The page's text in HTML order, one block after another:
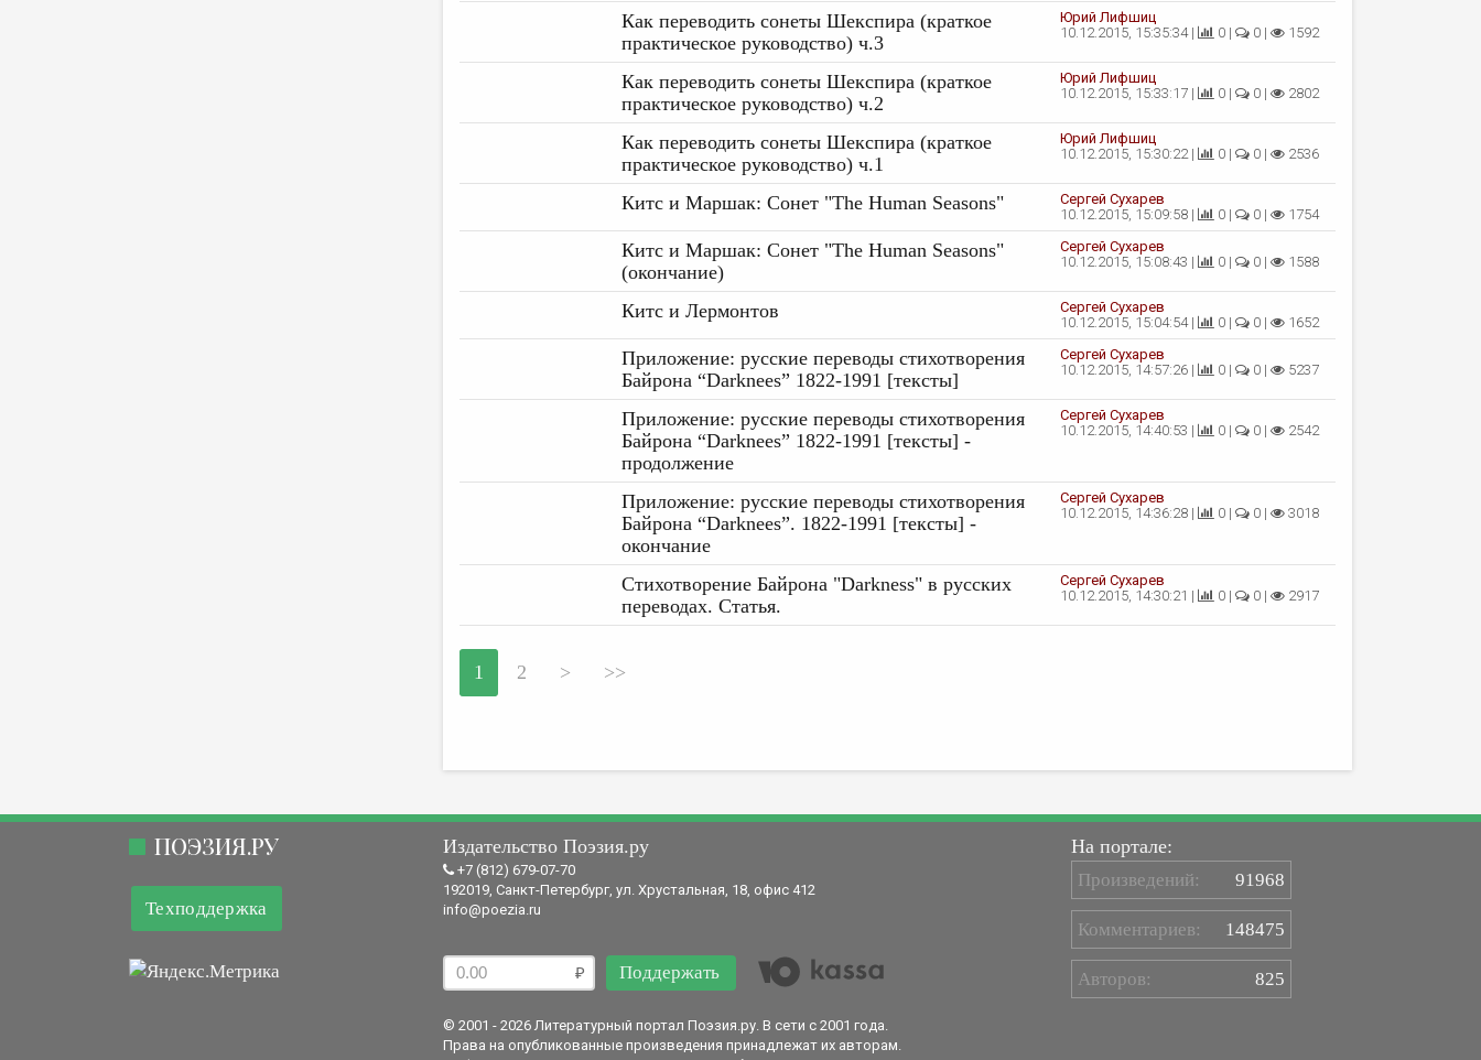
Как переводить сонеты Шекспира (краткое
практическое руководство) ч.3
Юрий Лифшиц
10.12.2015, 15:35:34 |
0 | 0 | 1592
Как переводить сонеты Шекспира (краткое
практическое руководство) ч.2
Юрий Лифшиц
10.12.2015, 15:33:17 |
0 | 0 | 2802
Как переводить сонеты Шекспира (краткое
практическое руководство) ч.1
Юрий Лифшиц
10.12.2015, 15:30:22 |
0 | 0 | 2536
Китс и Маршак: Сонет "The Human Seasons"
Сергей Сухарев
10.12.2015, 15:09:58 |
0 | 0 | 1754
Китс и Маршак: Сонет "The Human Seasons"
(окончание)
Сергей Сухарев
10.12.2015, 15:08:43 |
0 | 0 | 1588
Китс и Лермонтов
Сергей Сухарев
10.12.2015, 15:04:54 |
0 | 0 | 1652
Приложение: русские переводы стихотворения
Байрона “Darknees” 1822-1991 [тексты]
Сергей Сухарев
10.12.2015, 14:57:26 |
0 | 0 | 5237
Приложение: русские переводы стихотворения
Байрона “Darknees” 1822-1991 [тексты] -
продолжение
Сергей Сухарев
10.12.2015, 14:40:53 |
0 | 0 | 2542
Приложение: русские переводы стихотворения
Байрона “Darknees”. 1822-1991 [тексты] -
окончание
Сергей Сухарев
10.12.2015, 14:36:28 |
0 | 0 | 3018
Стихотворение Байрона "Darkness" в русских
переводах. Статья.
Сергей Сухарев
10.12.2015, 14:30:21 |
0 | 0 | 2917
1 2 > >>
ПОЭЗИЯ.РУ
Техподдержка
Издательство Поэзия.ру
+7 (812) 679-07-70
192019, Санкт-Петербург, ул. Хрустальная, 18, офис 412
info@poezia.ru
Поддержать
© 2001 - 2026 Литературный портал Поэзия.ру. В сети с 2001 года.
Права на опубликованные произведения принадлежат их авторам.
На портале:
Произведений: 91968
Комментариев: 148475
Авторов: 825